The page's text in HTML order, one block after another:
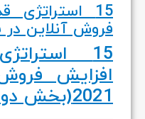
15 استراتژی
فروش آنلاین در سال
15
افزایش
2021(بخش دوم)